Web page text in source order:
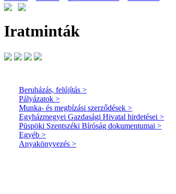
Iratminták
Beruházás, felújítás >
Pályázatok >
Munka- és megbízási szerződések >
Egyházmegyei Gazdasági Hivatal hirdetései >
Püspöki Szentszéki Bíróság dokumentumai >
Egyéb >
Anyakönyvezés >